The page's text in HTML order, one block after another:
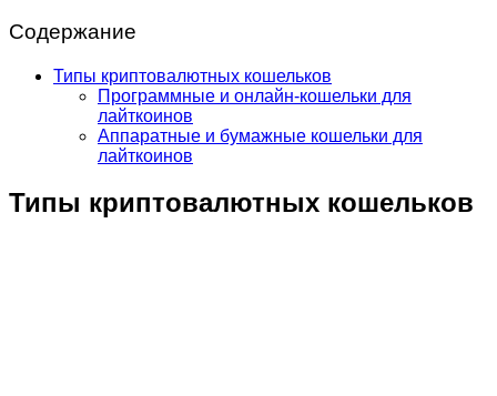
Содержание
Типы криптовалютных кошельков
Программные и онлайн-кошельки для
лайткоинов
Аппаратные и бумажные кошельки для
лайткоинов
Типы криптовалютных кошельков